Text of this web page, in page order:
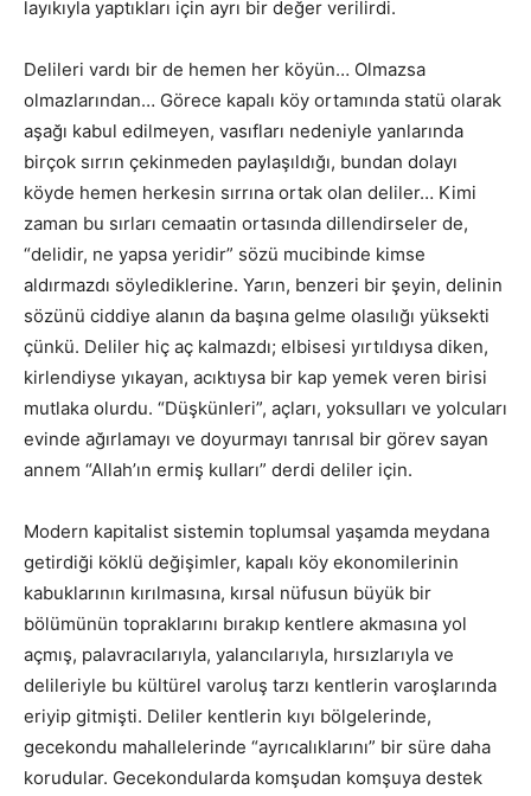
layıkıyla yaptıkları için ayrı bir değer verilirdi.
Delileri vardı bir de hemen her köyün… Olmazsa
olmazlarından… Görece kapalı köy ortamında statü olarak
aşağı kabul edilmeyen, vasıfları nedeniyle yanlarında
birçok sırrın çekinmeden paylaşıldığı, bundan dolayı
köyde hemen herkesin sırrına ortak olan deliler… Kimi
zaman bu sırları cemaatin ortasında dillendirseler de,
“delidir, ne yapsa yeridir” sözü mucibinde kimse
aldırmazdı söylediklerine. Yarın, benzeri bir şeyin, delinin
sözünü ciddiye alanın da başına gelme olasılığı yüksekti
çünkü. Deliler hiç aç kalmazdı; elbisesi yırtıldıysa diken,
kirlendiyse yıkayan, acıktıysa bir kap yemek veren birisi
mutlaka olurdu. “Düşkünleri”, açları, yoksulları ve yolcuları
evinde ağırlamayı ve doyurmayı tanrısal bir görev sayan
annem “Allah’ın ermiş kulları” derdi deliler için.
Modern kapitalist sistemin toplumsal yaşamda meydana
getirdiği köklü değişimler, kapalı köy ekonomilerinin
kabuklarının kırılmasına, kırsal nüfusun büyük bir
bölümünün topraklarını bırakıp kentlere akmasına yol
açmış, palavracılarıyla, yalancılarıyla, hırsızlarıyla ve
delileriyle bu kültürel varoluş tarzı kentlerin varoşlarında
eriyip gitmişti. Deliler kentlerin kıyı bölgelerinde,
gecekondu mahallelerinde “ayrıcalıklarını” bir süre daha
korudular. Gecekondularda komşudan komşuya destek